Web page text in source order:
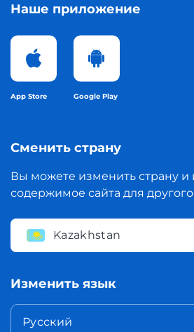
Наше приложение
App Store Google Play
Сменить страну
Вы можете изменить страну и
содержимое сайта для
Kazakhstan
Изменить язык
Русский